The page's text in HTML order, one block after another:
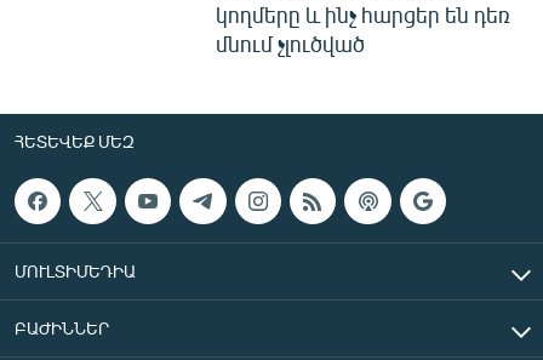
կողմերը և ինչ հարցեր են դեռ
մնում չլուծված
ՀԵՏԵՎԵՔ ՄԵԶ
ՄՈՒԼՏԻՄԵԴԻԱ
ԲԱԺԻՆՆԵՐ